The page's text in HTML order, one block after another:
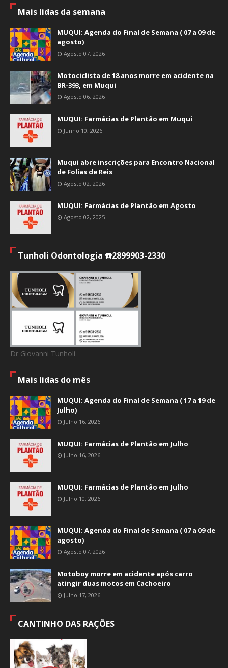
Mais lidas da semana
MUQUI: Agenda do Final de Semana ( 07 a 09 de
agosto)
Agosto 07, 2026
Motociclista de 18 anos morre em acidente na
BR-393, em Muqui
Agosto 06, 2026
MUQUI: Farmácias de Plantão em Muqui
Junho 10, 2026
Muqui abre inscrições para Encontro Nacional
de Folias de Reis
Agosto 02, 2026
MUQUI: Farmácias de Plantão em Agosto
Agosto 02, 2025
Tunholi Odontologia ☎️2899903-2330
Dr Giovanni Tunholi
Mais lidas do mês
MUQUI: Agenda do Final de Semana ( 17 a 19 de
Julho)
Julho 16, 2026
MUQUI: Farmácias de Plantão em Julho
Julho 16, 2026
MUQUI: Farmácias de Plantão em Julho
Julho 10, 2026
MUQUI: Agenda do Final de Semana ( 07 a 09 de
agosto)
Agosto 07, 2026
Motoboy morre em acidente após carro
atingir duas motos em Cachoeiro
Julho 17, 2026
CANTINHO DAS RAÇÕES